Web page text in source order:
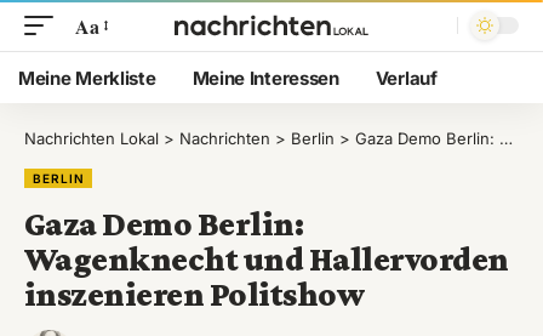
Aa
Meine Merkliste Meine Interessen Verlauf
Nachrichten Lokal > Nachrichten > Berlin > Gaza Demo Berlin: Wagenknecht und Hallervorden inszenieren Politshow
BERLIN
Gaza Demo Berlin:
Wagenknecht und Hallervorden
inszenieren Politshow